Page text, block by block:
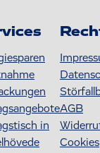
in
AGB
Cookies